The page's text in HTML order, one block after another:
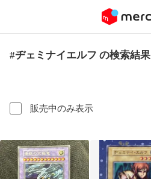
#ヂェミナイエルフ の検索結果
販売中のみ表示